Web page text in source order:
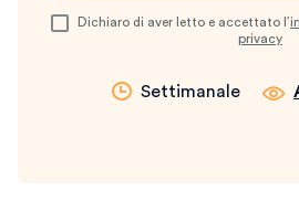
Dichiaro di aver letto e accettato l’
privacy
Settimanale